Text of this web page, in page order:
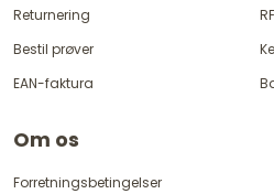
Returnering
Bestil prøver
EAN-faktura
Om os
Forretningsbetingelser